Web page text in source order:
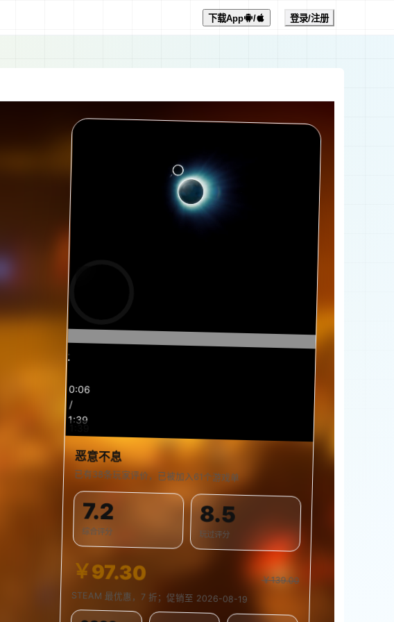
下载App / 登录/注册
0:07
/
1:39
预
览
恶意不息
已有38条玩家评价，已被加入61个游戏单
7.2
综合评分
8.5
玩过评分
￥97.30 ￥139.00
STEAM 最优惠，7 折；促销至 2026-08-19